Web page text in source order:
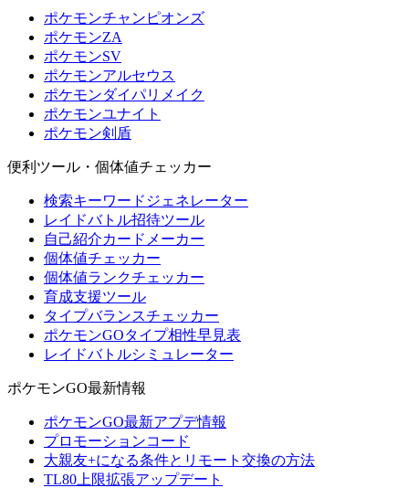
ポケモンチャンピオンズ
ポケモンZA
ポケモンSV
ポケモンアルセウス
ポケモンダイパリメイク
ポケモンユナイト
ポケモン剣盾
便利ツール・個体値チェッカー
検索キーワードジェネレーター
レイドバトル招待ツール
自己紹介カードメーカー
個体値チェッカー
個体値ランクチェッカー
育成支援ツール
タイプバランスチェッカー
ポケモンGOタイプ相性早見表
レイドバトルシミュレーター
ポケモンGO最新情報
ポケモンGO最新アプデ情報
プロモーションコード
大親友+になる条件とリモート交換の方法
TL80上限拡張アップデート